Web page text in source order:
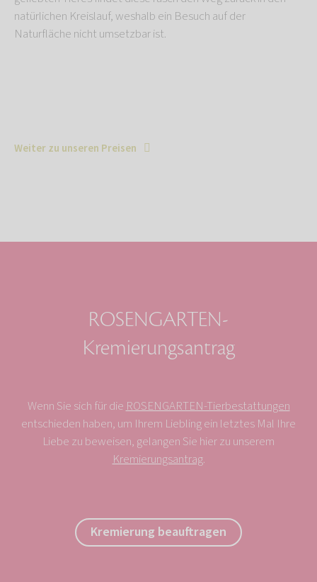
natürlichen Kreislauf, weshalb ein Besuch auf der
Naturfläche nicht umsetzbar ist.
Weiter zu unseren Preisen
ROSENGARTEN-
Kremierungsantrag
Wenn Sie sich für die ROSENGARTEN-Tierbestattungen
entschieden haben, um Ihrem Liebling ein letztes Mal Ihre
Liebe zu beweisen, gelangen Sie hier zu unserem
Kremierungsantrag.
Kremierung beauftragen